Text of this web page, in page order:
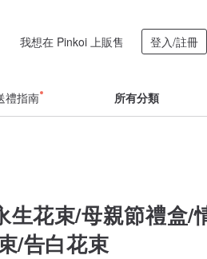
我想在 Pinkoi 上販售 登入/註冊
禮指南 所有分類
生花束/母親節禮盒/
/告白花束